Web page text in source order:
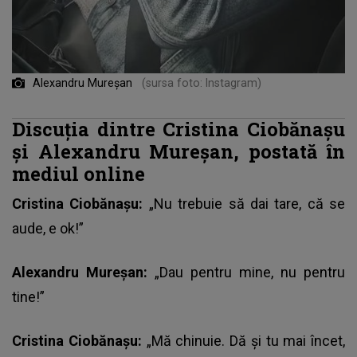
Alexandru Mureșan (sursa foto: Instagram)
Discuția dintre Cristina Ciobănașu
și Alexandru Mureșan, postată în
mediul online
Cristina Ciobănașu: „Nu trebuie să dai tare, că se
aude, e ok!”
Alexandru Mureșan: „Dau pentru mine, nu pentru
tine!”
Cristina Ciobănașu: „Mă chinuie. Dă și tu mai încet,